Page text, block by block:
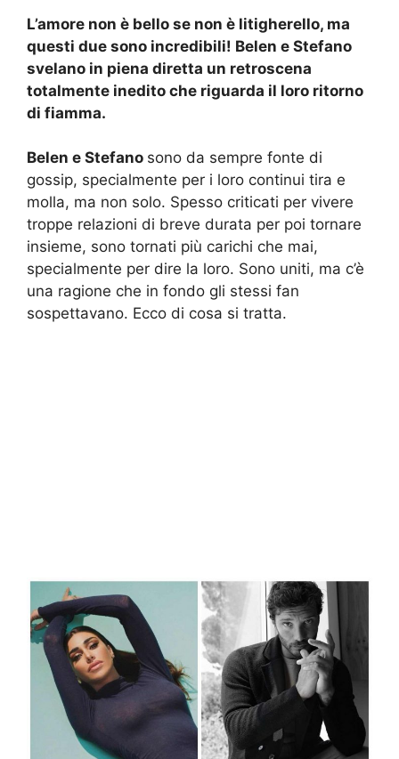
L’amore non è bello se non è litigherello, ma
questi due sono incredibili! Belen e Stefano
svelano in piena diretta un retroscena
totalmente inedito che riguarda il loro ritorno
di fiamma.
Belen e Stefano sono da sempre fonte di
gossip, specialmente per i loro continui tira e
molla, ma non solo. Spesso criticati per vivere
troppe relazioni di breve durata per poi tornare
insieme, sono tornati più carichi che mai,
specialmente per dire la loro. Sono uniti, ma c’è
una ragione che in fondo gli stessi fan
sospettavano. Ecco di cosa si tratta.